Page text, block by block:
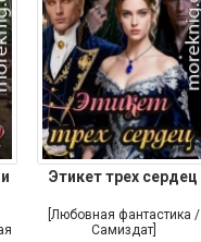
Этикет трех сердец
[Любовная фантастика /
Самиздат]